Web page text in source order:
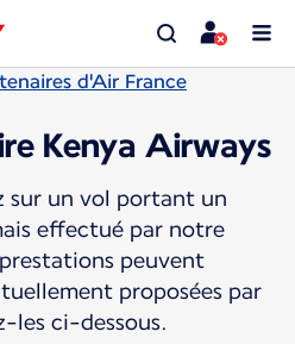
d'Air France
Kenya Airways
sur un vol portant un
effectué par notre
peuvent
proposées par
les ci-dessous.